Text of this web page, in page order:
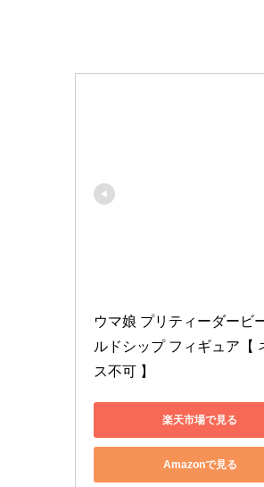
ウマ娘 プリティーダービ
ルドシップ フィギュア【
ス不可 】
楽天市場で見る
Amazonで見る